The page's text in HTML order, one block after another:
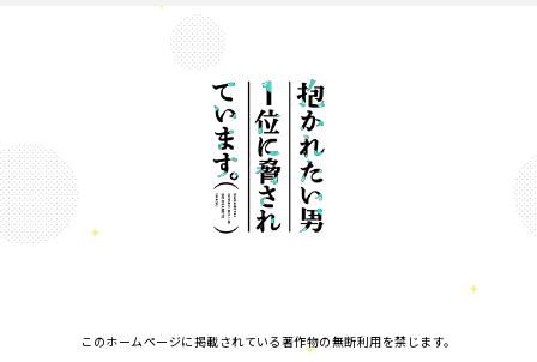
このホームページに掲載されている著作物の無断利用を禁じます。